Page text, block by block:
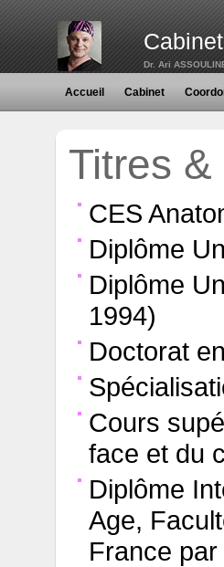
Dr. Ari
Accueil Cabinet
Titres
CES
Diplôme
Diplôme
1994)
Doctorat
Cours
face et du
Diplôme
Age,
France